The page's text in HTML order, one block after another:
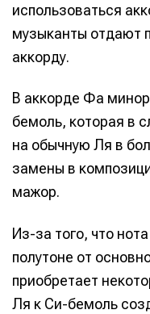
использоваться
музыканты отдают
аккорду.
В аккорде Фа
бемоль, которая в
на обычную Ля в
замены в
мажор.
Из-за того, что
полутоне от
приобретает
Ля к Си-бемоль